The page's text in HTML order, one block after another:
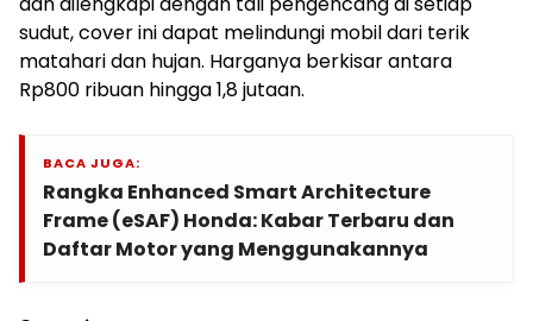
sudut, cover ini dapat melindungi mobil dari terik
matahari dan hujan. Harganya berkisar antara
Rp800 ribuan hingga 1,8 jutaan.
BACA JUGA:
Rangka Enhanced Smart Architecture
Frame (eSAF) Honda: Kabar Terbaru dan
Daftar Motor yang Menggunakannya